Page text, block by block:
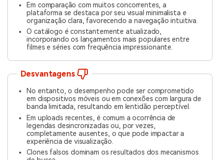
Em comparação com muitos concorrentes, a
plataforma se destaca por seu visual minimalista e
organização clara, favorecendo a navegação intuitiva.
O catálogo é constantemente atualizado,
incorporando os lançamentos mais populares entre
filmes e séries com frequência impressionante.
Desvantagens
No entanto, o desempenho pode ser comprometido
em dispositivos móveis ou em conexões com largura de
banda limitada, resultando em lentidão perceptível.
Em uploads recentes, é comum a ocorrência de
legendas desincronizadas ou, por vezes,
completamente ausentes, o que pode impactar a
experiência de visualização.
Clones falsos dominam os resultados dos mecanismos